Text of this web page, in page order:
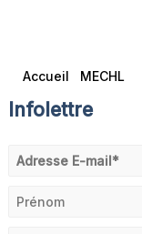
Accueil MECHL
Infolettre